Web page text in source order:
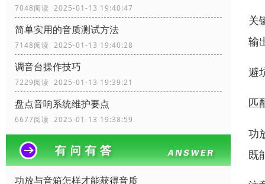
7048阅读 2025-01-13 19:40:47
简单实用的音质测试方法
7148阅读 2025-01-13 19:40:28
调音台操作技巧
7229阅读 2025-01-13 19:39:21
盘点音响系统维护要点
6677阅读 2025-01-13 19:38:59
功放与音箱怎样才能获得音质
关
输
避
匹
功
既